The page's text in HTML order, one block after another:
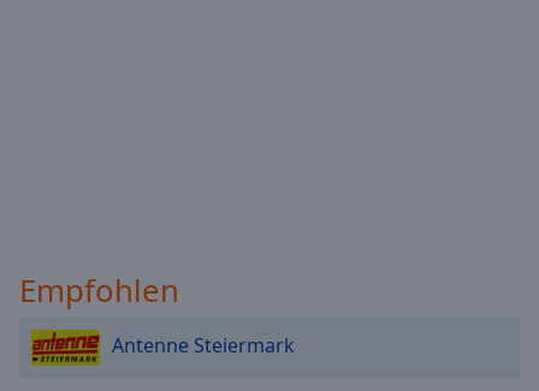
Empfohlen
Antenne Steiermark